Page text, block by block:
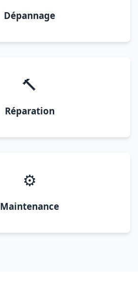
Dépannage
🔨
Réparation
⚙️
Maintenance